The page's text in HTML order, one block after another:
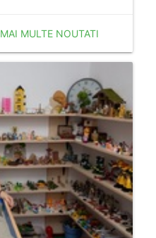
MAI MULTE NOUTATI